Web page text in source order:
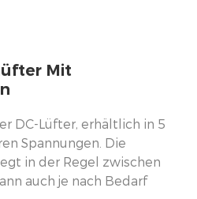
Mit
DC-Lüfter, erhältlich in 5
Spannungen. Die
in der Regel zwischen
auch je nach Bedarf